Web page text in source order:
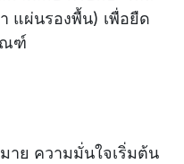
แผ่นรองพื้น) เพื่อยืด
ณฑ์
าย ความมั่นใจเริ่มต้น